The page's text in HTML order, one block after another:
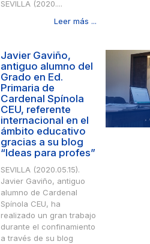
SEVILLA (2020....
Leer más ...
Javier Gaviño,
antiguo alumno del
Grado en Ed.
Primaria de
Cardenal Spínola
CEU, referente
internacional en el
ámbito educativo
gracias a su blog
“Ideas para profes”
SEVILLA (2020.05.15).
Javier Gaviño, antiguo
alumno de Cardenal
Spínola CEU, ha
realizado un gran trabajo
durante el confinamiento
a través de su blog